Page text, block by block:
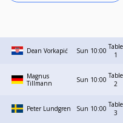
Dean Vorkapić Sun 10:00 Table
1
Magnus
Tillmann
Sun 10:00 Table
2
Peter Lundgren Sun 10:00 Table
3